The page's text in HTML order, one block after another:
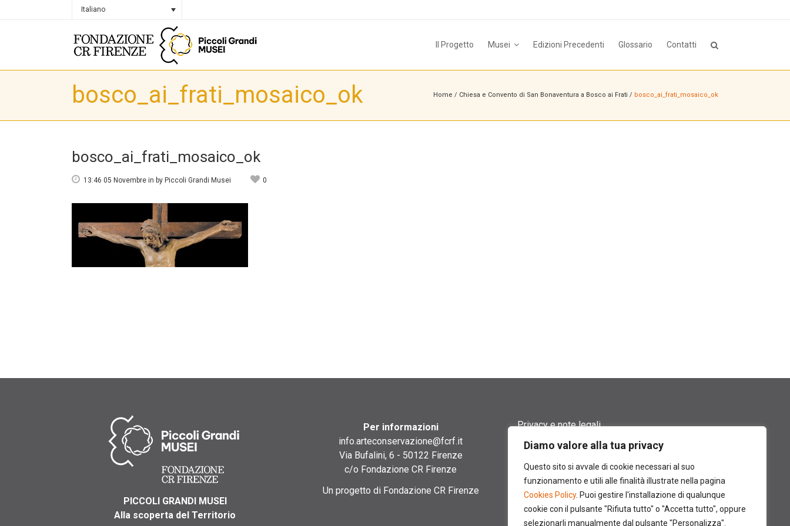
Diamo valore alla tua privacy
Questo sito si avvale di cookie necessari al suo
funzionamento e utili alle finalità illustrate nella pagina
Cookies Policy. Puoi gestire l'installazione di qualunque
cookie con il pulsante "Rifiuta tutto" o "Accetta tutto", oppure
selezionarli manualmente dal pulsante "Personalizza".
Italiano
Il Progetto Musei Edizioni Precedenti Glossario Contatti
bosco_ai_frati_mosaico_ok Home / Chiesa e Convento di San Bonaventura a Bosco ai Frati / bosco_ai_frati_mosaico_ok
bosco_ai_frati_mosaico_ok
13:46 05 Novembre in by Piccoli Grandi Musei 0
PICCOLI GRANDI MUSEI
Alla scoperta del Territorio
Per informazioni
info.arteconservazione@fcrf.it
Via Bufalini, 6 - 50122 Firenze
c/o Fondazione CR Firenze
Un progetto di Fondazione CR Firenze
Privacy e note legali
Termini di utilizzo
Cookie policy
Contatti